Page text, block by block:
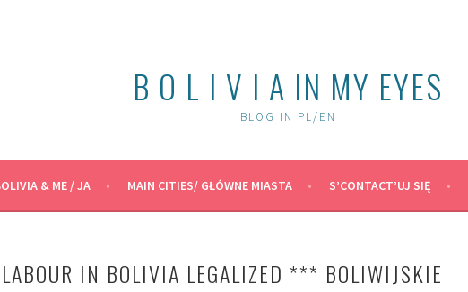
B O L I V I A IN MY EYES
BLOG IN PL/EN
& ME / JA MAIN CITIES/ GŁÓWNE MIASTA S’CONTACT’UJ SIĘ
IN BOLIVIA LEGALIZED *** BOLIWIJSKIE